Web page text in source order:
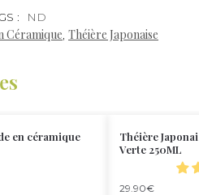
:
ND
Céramique, Théière Japonaise
en céramique
Théière
Verte 250ML
29.90€